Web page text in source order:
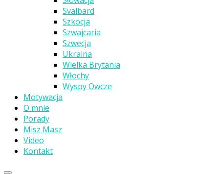
Svalbard
Szkocja
Szwajcaria
Szwecja
Ukraina
Wielka Brytania
Włochy
Wyspy Owcze
Motywacja
O mnie
Porady
Misz Masz
Video
Kontakt